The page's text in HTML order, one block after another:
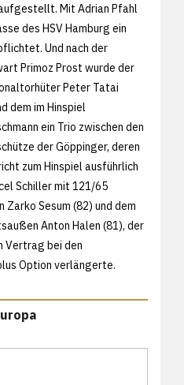
Mit Adrian Pfahl
des HSV Hamburg ein
Und nach der
Primoz Prost wurde der
Peter Tatai
dem im Hinspiel
ein Trio zwischen den
der Göppinger, deren
zum Hinspiel ausführlich
Schiller mit 121/65
Sesum (82) und dem
Anton Halen (81), der
Vertrag bei den
Option verlängerte.